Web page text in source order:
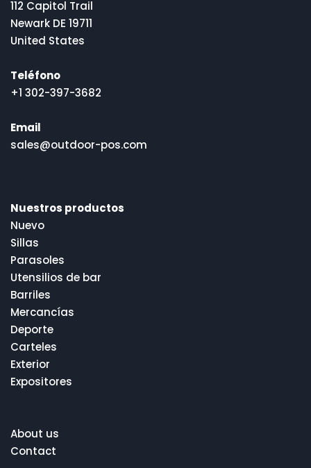
112 Capitol Trail
Newark DE 19711
United States
Teléfono
+1 302-397-3682
Email
sales@outdoor-pos.com
Nuestros productos
Nuevo
Sillas
Parasoles
Utensilios de bar
Barriles
Mercancías
Deporte
Carteles
Exterior
Expositores
About us
Contact